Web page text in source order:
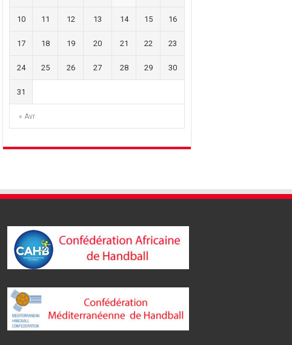
« Avr
10 11 12 13 14 15 16
17 18 19 20 21 22 23
24 25 26 27 28 29 30
31